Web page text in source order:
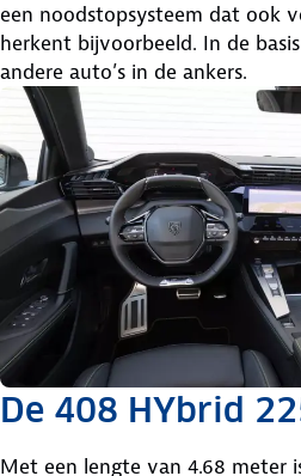
een noodstopsysteem dat ook
herkent bijvoorbeeld. In de
andere auto’s in de ankers.
De 408 HYbrid
Met een lengte van 4.68 meter